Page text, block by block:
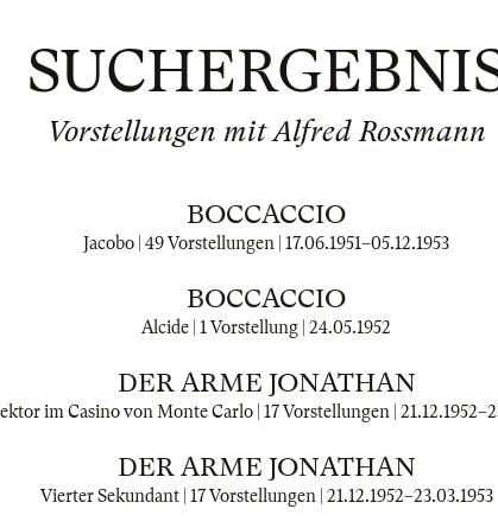
Vorstellungen mit Alfred Rossmann
BOCCACCIO
Jacobo | 49 Vorstellungen | 17.06.1951–05.12.1953
BOCCACCIO
Alcide | 1 Vorstellung | 24.05.1952
DER ARME JONATHAN
im Casino von Monte Carlo | 17 Vorstellungen | 21.12.1952–
DER ARME JONATHAN
Vierter Sekundant | 17 Vorstellungen | 21.12.1952–23.03.1953